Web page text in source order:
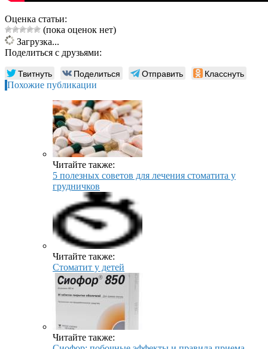
Оценка статьи:
(пока оценок нет)
Загрузка...
Поделиться с друзьями:
Твитнуть Поделиться Отправить Класснуть
Похожие публикации
Читайте также:
5 полезных советов для лечения стоматита у
грудничков
Читайте также:
Стоматит у детей
Читайте также: